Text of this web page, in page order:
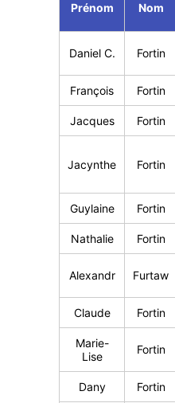
Prénom Nom
Daniel C. Fortin
François Fortin
Jacques Fortin
Jacynthe Fortin
Guylaine Fortin
Nathalie Fortin
Alexandr Furtaw
Claude Fortin
Marie-
Lise
Fortin
Dany Fortin